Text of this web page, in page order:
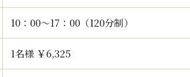
10：00〜17：00（120分制）
1名様 ￥6,325